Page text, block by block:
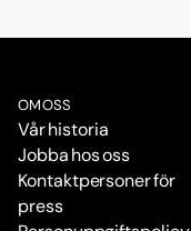
OM OSS
Vår historia
Jobba hos oss
Kontaktpersoner för
press